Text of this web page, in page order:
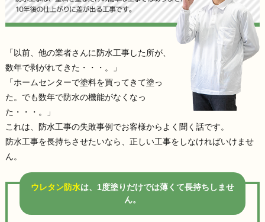
「以前、他の業者さんに防水工事した所が、
数年で剥がれてきた・・・。」
「ホームセンターで塗料を買ってきて塗っ
た。でも数年で防水の機能がなくなっ
た・・・。」
これは、防水工事の失敗事例でお客様からよく聞く話です。
防水工事を長持ちさせたいなら、正しい工事をしなければいけませ
ん。
ウレタン防水は、1度塗りだけでは薄くて長持ちしませ
ん。